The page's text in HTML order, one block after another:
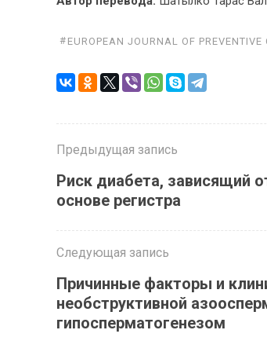
EUROPEAN JOURNAL OF PREVENTIVE
Предыдущая запись
Риск диабета, зависящий
основе регистра
Следующая запись
Причинные факторы и
необструктивной
гипосперматогенезом